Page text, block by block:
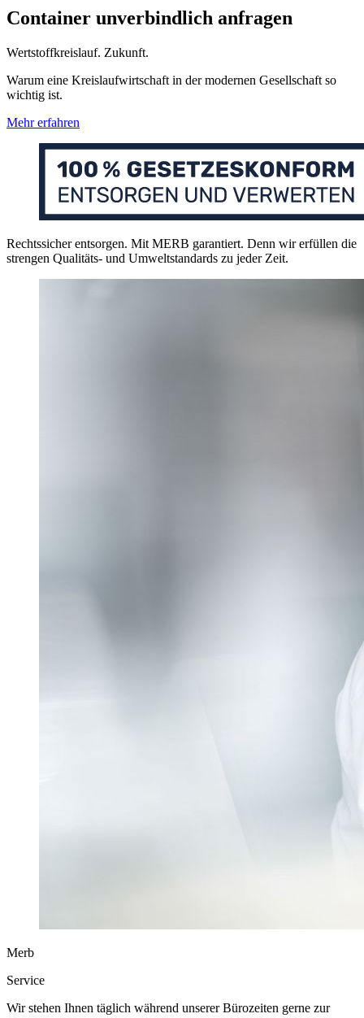
Container unverbindlich anfragen
Wertstoffkreislauf. Zukunft.
Warum eine Kreislaufwirtschaft in der modernen Gesellschaft so
wichtig ist.
Mehr erfahren
Rechtssicher entsorgen. Mit MERB garantiert. Denn wir erfüllen die
strengen Qualitäts- und Umweltstandards zu jeder Zeit.
Merb
Service
Wir stehen Ihnen täglich während unserer Bürozeiten gerne zur